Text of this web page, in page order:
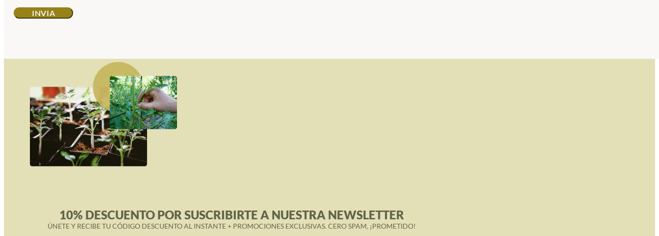
10% DESCUENTO POR SUSCRIBIRTE A NUESTRA NEWSLETTER
ÚNETE Y RECIBE TU CÓDIGO DESCUENTO AL INSTANTE + PROMOCIONES EXCLUSIVAS. CERO SPAM, ¡PROMETIDO!